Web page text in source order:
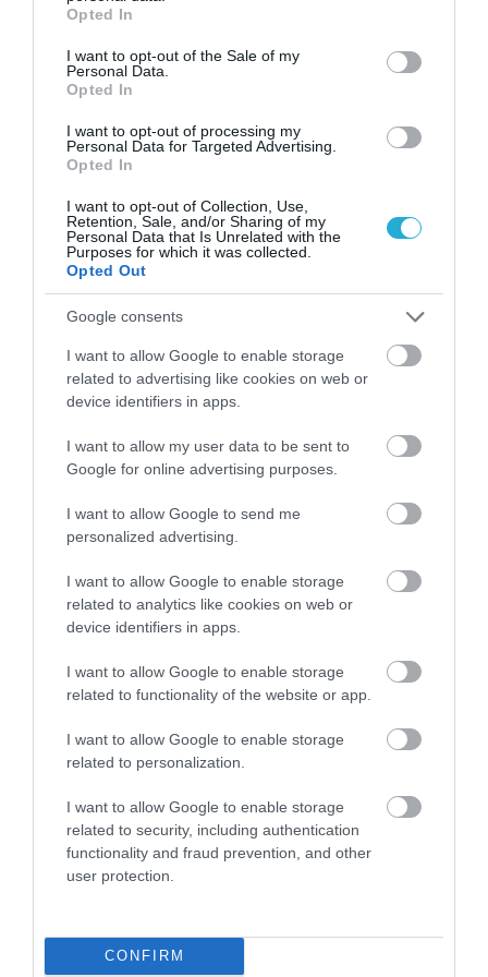
use your data for below specified purposes in below Google
consent section.
Opted In
I want to opt-out of the Sale of my
Personal Data.
Opted In
I want to opt-out of processing my
Personal Data for Targeted Advertising.
Opted In
I want to opt-out of Collection, Use,
Retention, Sale, and/or Sharing of my
Personal Data that Is Unrelated with the
Purposes for which it was collected.
Opted Out
Google consents
I want to allow Google to enable storage
related to advertising like cookies on web or
device identifiers in apps.
I want to allow my user data to be sent to
Google for online advertising purposes.
I want to allow Google to send me
personalized advertising.
I want to allow Google to enable storage
related to analytics like cookies on web or
device identifiers in apps.
I want to allow Google to enable storage
related to functionality of the website or app.
I want to allow Google to enable storage
related to personalization.
I want to allow Google to enable storage
related to security, including authentication
functionality and fraud prevention, and other
user protection.
CONFIRM
Συνταγματική Αναθεώρηση και φορτώνει ευθύνες στη
Μυρτώ Κοροβέση στο pagenews.gr: «Η κοινωνία ζητά